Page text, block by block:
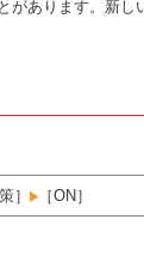
あります。新し
］ ［ON］